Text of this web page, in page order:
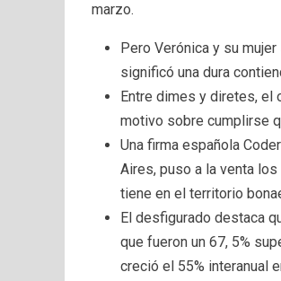
marzo.
Pero Verónica y su
significó una dura
Entre dimes y diretes, el
motivo sobre cumplirse
Una firma española
Aires, puso a la venta
tiene en el territorio
El desfigurado destaca
que fueron un 67, 5%
creció el 55% interanual